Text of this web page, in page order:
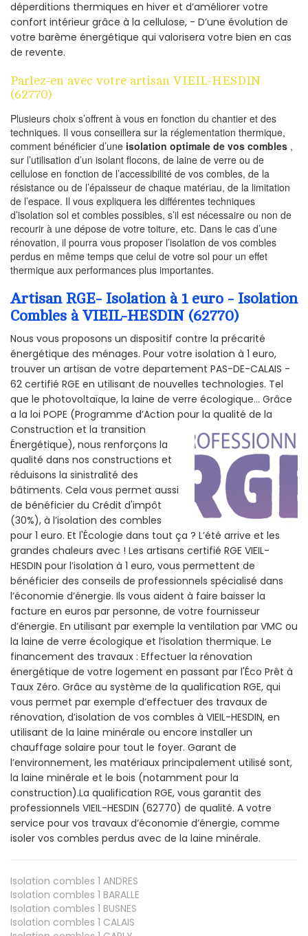
déperditions thermiques en hiver et d’améliorer votre
confort intérieur grâce à la cellulose, - D’une évolution de
votre barème énergétique qui valorisera votre bien en cas
de revente.
Parlez-en avec votre artisan VIEIL-HESDIN
(62770)
Plusieurs choix s’offrent à vous en fonction du chantier et des
techniques. Il vous conseillera sur la réglementation thermique,
comment bénéficier d’une isolation optimale de vos combles ,
sur l’utilisation d’un isolant flocons, de laine de verre ou de
cellulose en fonction de l’accessibilité de vos combles, de la
résistance ou de l’épaisseur de chaque matériau, de la limitation
de l’espace. Il vous expliquera les différentes techniques
d’isolation sol et combles possibles, s’il est nécessaire ou non de
recourir à une dépose de votre toiture, etc. Dans le cas d’une
rénovation, il pourra vous proposer l’isolation de vos combles
perdus en même temps que celui de votre sol pour un effet
thermique aux performances plus importantes.
Artisan RGE- Isolation à 1 euro - Isolation
Combles à VIEIL-HESDIN (62770)
Nous vous proposons un dispositif contre la précarité
énergétique des ménages. Pour votre isolation à 1 euro,
trouver un artisan de votre departement PAS-DE-CALAIS -
62 certifié RGE en utilisant de nouvelles technologies. Tel
que le photovoltaïque, la laine de verre écologique... Grâce
a la loi POPE (Programme d’Action pour la qualité de la
Construction et la transition
Énergétique), nous renforçons la
qualité dans nos constructions et
réduisons la sinistralité des
bâtiments. Cela vous permet aussi
de bénéficier du Crédit d'impôt
(30%), à l’isolation des combles
pour 1 euro. Et l'Écologie dans tout ça ? L’été arrive et les
grandes chaleurs avec ! Les artisans certifié RGE VIEIL-
HESDIN pour l’isolation à 1 euro, vous permettent de
bénéficier des conseils de professionnels spécialisé dans
l’économie d’énergie. Ils vous aident à faire baisser la
facture en euros par personne, de votre fournisseur
d’énergie. En utilisant par exemple la ventilation par VMC ou
la laine de verre écologique et l’isolation thermique. Le
financement des travaux : Effectuer la rénovation
énergétique de votre logement en passant par l'Éco Prêt à
Taux Zéro. Grâce au système de la qualification RGE, qui
vous permet par exemple d’effectuer des travaux de
rénovation, d’isolation de vos combles à VIEIL-HESDIN, en
utilisant de la laine minérale ou encore installer un
chauffage solaire pour tout le foyer. Garant de
l’environnement, les matériaux principalement utilisé sont,
la laine minérale et le bois (notamment pour la
construction).La qualification RGE, vous garantit des
professionnels VIEIL-HESDIN (62770) de qualité. A votre
service pour vos travaux d’économie d’énergie, comme
isoler vos combles perdus avec de la laine minérale.
Isolation combles 1 ANDRES
Isolation combles 1 BARALLE
Isolation combles 1 BUSNES
Isolation combles 1 CALAIS